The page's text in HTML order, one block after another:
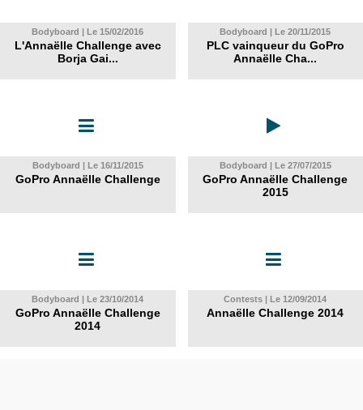
Bodyboard | Le 15/02/2016
L'Annaëlle Challenge avec
Borja Gai...
Bodyboard | Le 20/11/2015
PLC vainqueur du GoPro
Annaëlle Cha...
Bodyboard | Le 16/11/2015
GoPro Annaëlle Challenge
Bodyboard | Le 27/07/2015
GoPro Annaëlle Challenge
2015
Bodyboard | Le 23/10/2014
GoPro Annaëlle Challenge
2014
Contests | Le 12/09/2014
Annaëlle Challenge 2014